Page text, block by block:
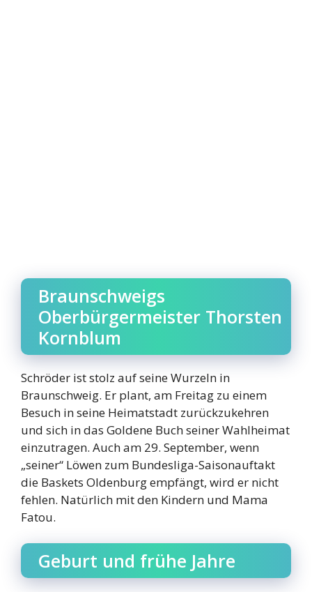
Braunschweigs
Oberbürgermeister Thorsten
Kornblum
Schröder ist stolz auf seine Wurzeln in
Braunschweig. Er plant, am Freitag zu einem
Besuch in seine Heimatstadt zurückzukehren
und sich in das Goldene Buch seiner Wahlheimat
einzutragen. Auch am 29. September, wenn
„seiner“ Löwen zum Bundesliga-Saisonauftakt
die Baskets Oldenburg empfängt, wird er nicht
fehlen. Natürlich mit den Kindern und Mama
Fatou.
Geburt und frühe Jahre